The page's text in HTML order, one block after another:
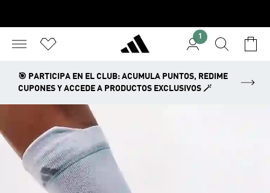
1
🎯 PARTICIPA EN EL CLUB: ACUMULA PUNTOS, REDIME
CUPONES Y ACCEDE A PRODUCTOS EXCLUSIVOS 🪄